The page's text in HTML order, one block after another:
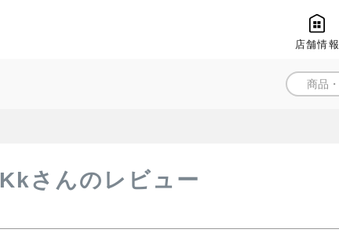
店舗情報
Kkさんのレビュー